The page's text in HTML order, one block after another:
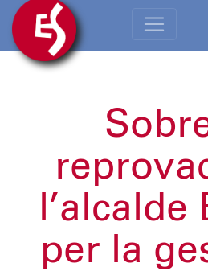
l’alcalde
per la